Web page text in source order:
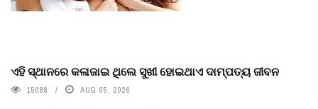
ଏହି ସ୍ଥାନରେ କଳାଜାଇ ଥିଲେ ସୁଖୀ ହୋଇଥାଏ ଦାମ୍ପତ୍ୟ ଜୀବନ
15088 AUG 05, 2026